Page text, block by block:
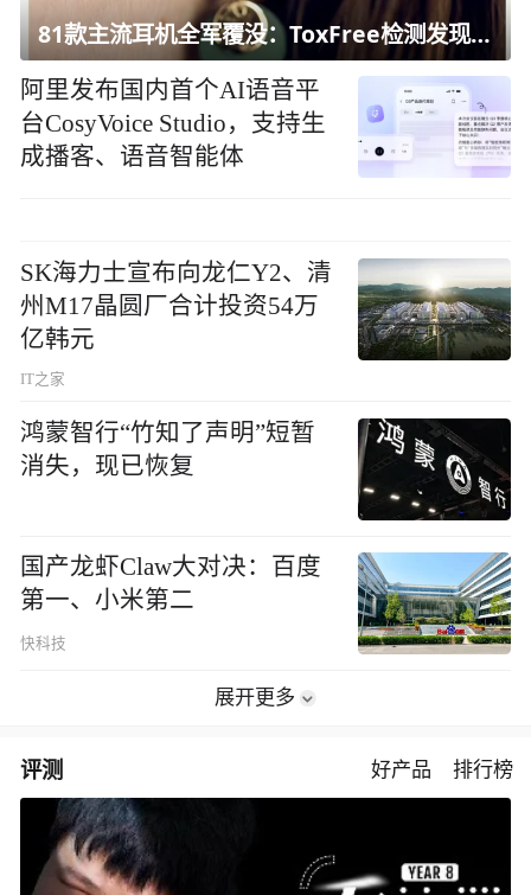
81款主流耳机全军覆没：ToxFree检测发现均含对人体有害化学物质
阿里发布国内首个AI语音平
台CosyVoice Studio，支持生
成播客、语音智能体
SK海力士宣布向龙仁Y2、清
州M17晶圆厂合计投资54万
亿韩元
IT之家
鸿蒙智行“竹知了声明”短暂
消失，现已恢复
国产龙虾Claw大对决：百度
第一、小米第二
快科技
展开更多
评测 好产品 排行榜